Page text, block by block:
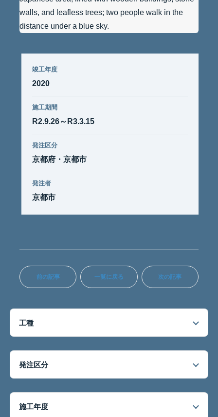
工種
発注区分
施工年度
竣工年度
2020
施工期間
R2.9.26～R3.3.15
発注区分
京都府・京都市
発注者
京都市
前の記事 一覧に戻る 次の記事